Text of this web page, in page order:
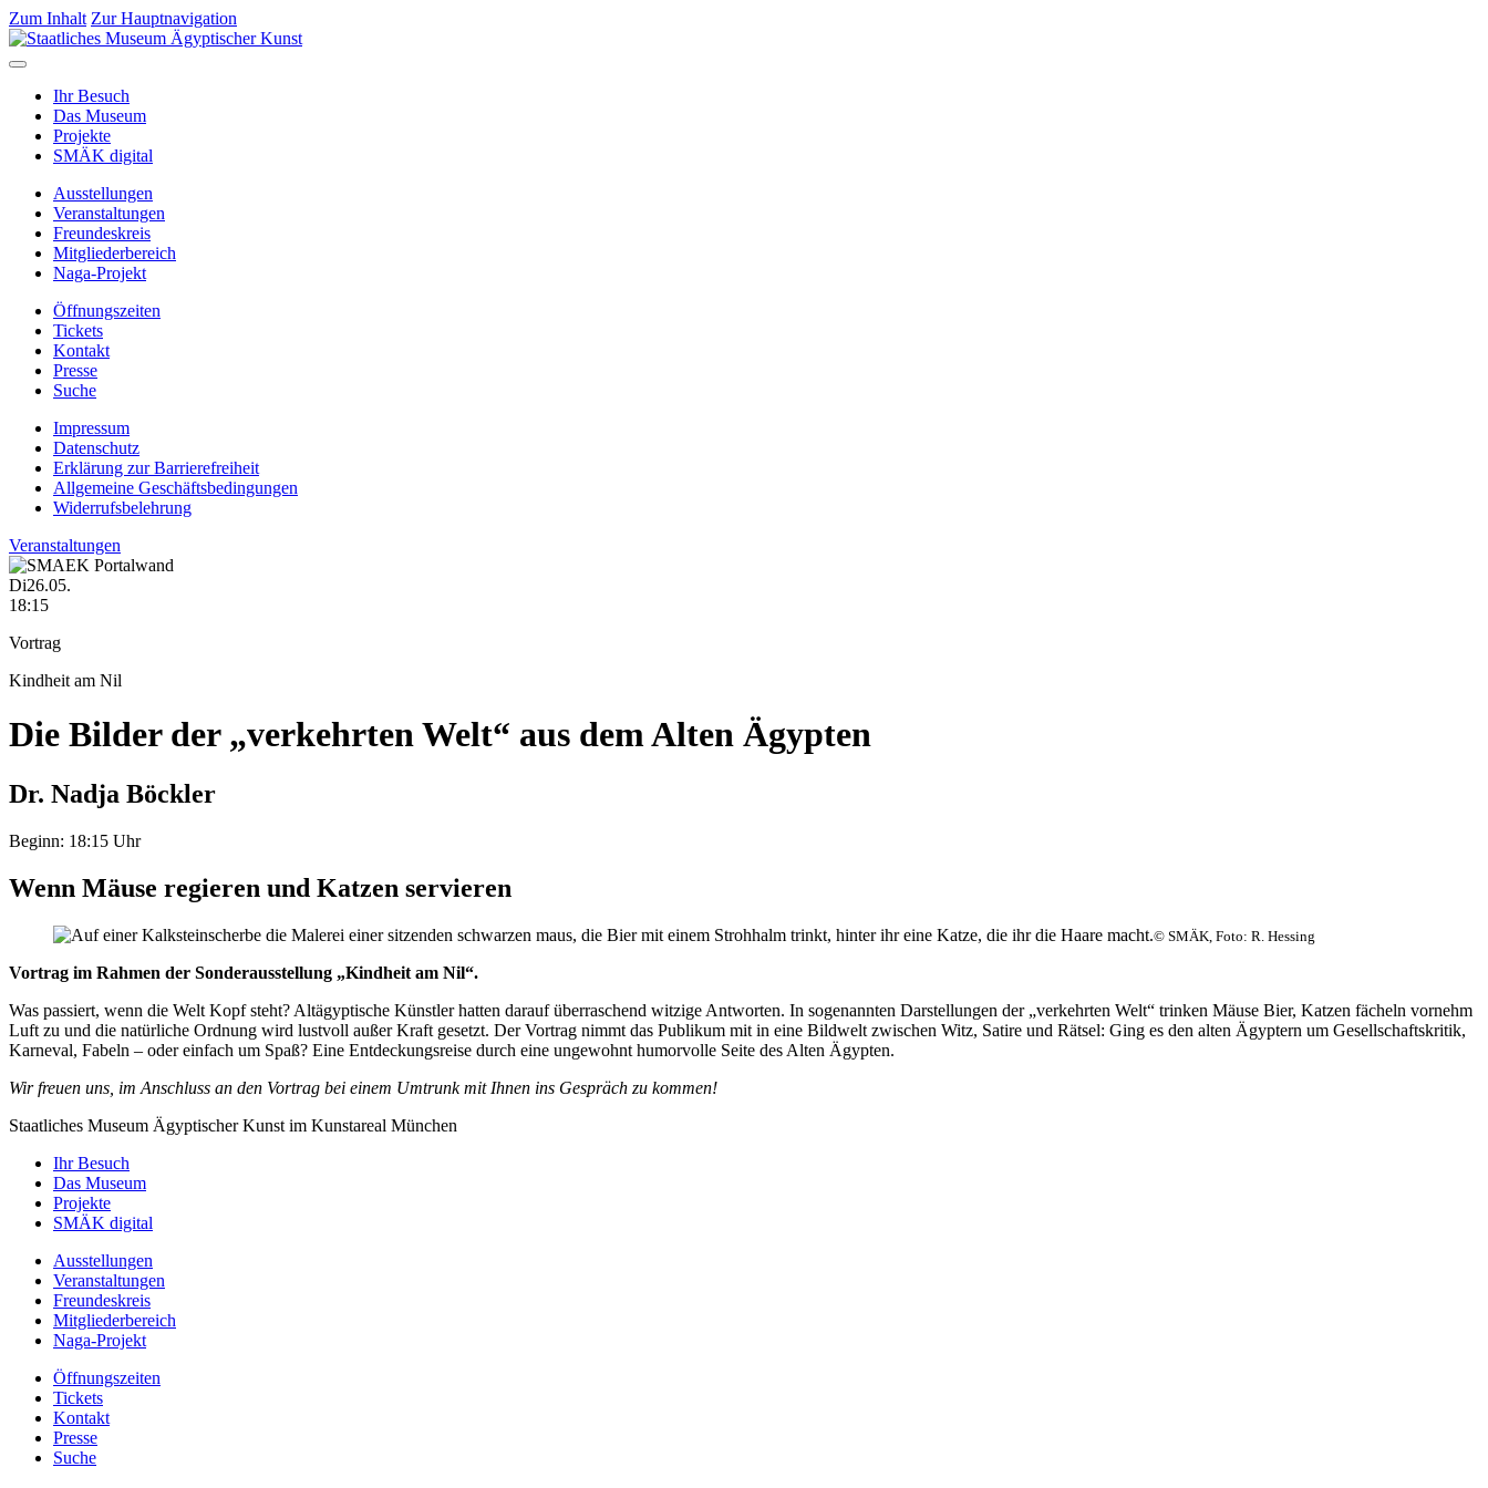
Zum Inhalt Zur Hauptnavigation
Ihr Besuch
Das Museum
Projekte
SMÄK digital
Ausstellungen
Veranstaltungen
Freundeskreis
Mitgliederbereich
Naga-Projekt
Öffnungszeiten
Tickets
Kontakt
Presse
Suche
Impressum
Datenschutz
Erklärung zur Barrierefreiheit
Allgemeine Geschäftsbedingungen
Widerrufsbelehrung
Veranstaltungen
Di26.05.
18:15
Vortrag
Kindheit am Nil
Die Bilder der „verkehrten Welt“ aus dem Alten Ägypten
Dr. Nadja Böckler
Beginn: 18:15 Uhr
Wenn Mäuse regieren und Katzen servieren
© SMÄK, Foto: R. Hessing
Vortrag im Rahmen der Sonderausstellung „Kindheit am Nil“.
Was passiert, wenn die Welt Kopf steht? Altägyptische Künstler hatten darauf überraschend witzige Antworten. In sogenannten Darstellungen der „verkehrten Welt“ trinken Mäuse Bier, Katzen fächeln vornehm
Luft zu und die natürliche Ordnung wird lustvoll außer Kraft gesetzt. Der Vortrag nimmt das Publikum mit in eine Bildwelt zwischen Witz, Satire und Rätsel: Ging es den alten Ägyptern um Gesellschaftskritik,
Karneval, Fabeln – oder einfach um Spaß? Eine Entdeckungsreise durch eine ungewohnt humorvolle Seite des Alten Ägypten.
Wir freuen uns, im Anschluss an den Vortrag bei einem Umtrunk mit Ihnen ins Gespräch zu kommen!
Staatliches Museum Ägyptischer Kunst im Kunstareal München
Ihr Besuch
Das Museum
Projekte
SMÄK digital
Ausstellungen
Veranstaltungen
Freundeskreis
Mitgliederbereich
Naga-Projekt
Öffnungszeiten
Tickets
Kontakt
Presse
Suche